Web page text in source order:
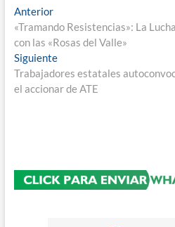
Navegación
de
entradas
AnteriorEntrada
anterior:
«Tramando Resistencias»: La
con las «Rosas del Valle»
SiguienteEntrada
siguiente:
Trabajadores estatales
el accionar de ATE